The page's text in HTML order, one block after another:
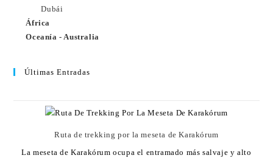
Dubái
África
Oceanía - Australia
Últimas Entradas
Ruta de trekking por la meseta de Karakórum
La meseta de Karakórum ocupa el entramado más salvaje y alto